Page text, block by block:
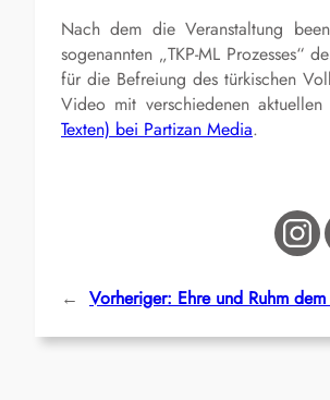
Nach dem die Veranstaltung
sogenannten „TKP-ML
für die Befreiung des türkischen
Video mit verschiedenen
Texten) bei Partizan Media.
← Vorheriger: Ehre und Ruhm